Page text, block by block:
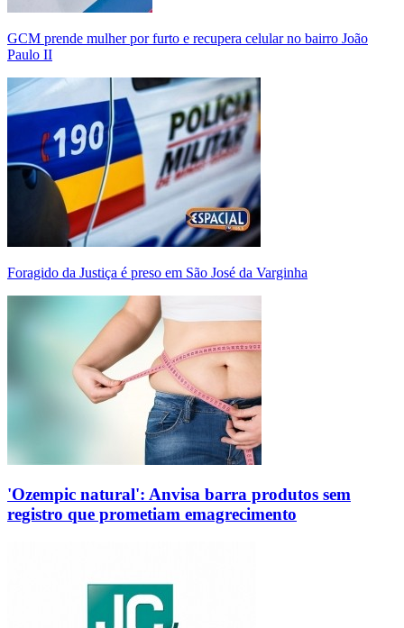
GCM prende mulher por furto e recupera celular no bairro João
Paulo II
Foragido da Justiça é preso em São José da Varginha
'Ozempic natural': Anvisa barra produtos sem
registro que prometiam emagrecimento